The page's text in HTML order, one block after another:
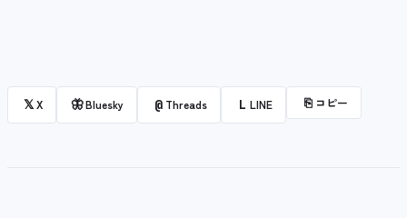
𝕏X 🦋Bluesky @ Threads L LINE ⎘ コピー